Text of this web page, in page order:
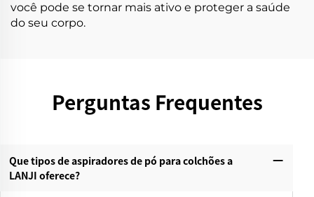
você pode se tornar mais ativo e proteger a saúde
do seu corpo.
Perguntas Frequentes
Que tipos de aspiradores de pó para colchões a
LANJI oferece?